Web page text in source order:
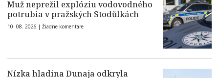
Muž neprežil explóziu vodovodného
potrubia v pražských Stodůlkách
10. 08. 2026 | Žiadne komentáre
Nízka hladina Dunaja odkryla